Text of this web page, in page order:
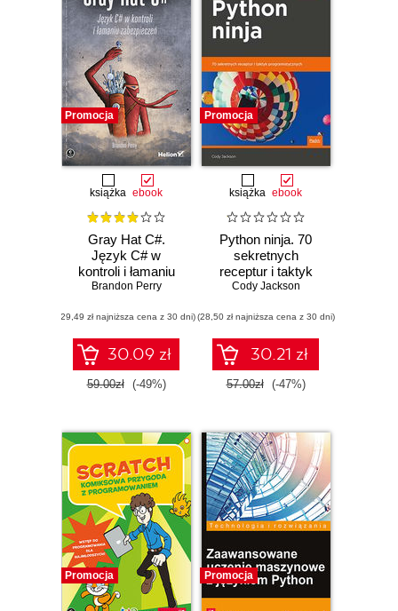
Promocja
książka ebook
Gray Hat C#.
Język C# w
kontroli i łamaniu
zabezpieczeń
Brandon Perry
(29,49 zł najniższa cena z 30 dni)
30.09 zł
59.00zł (-49%)
Promocja
książka ebook
Python ninja. 70
sekretnych
receptur i taktyk
programistycznych
Cody Jackson
(28,50 zł najniższa cena z 30 dni)
30.21 zł
57.00zł (-47%)
Promocja Promocja